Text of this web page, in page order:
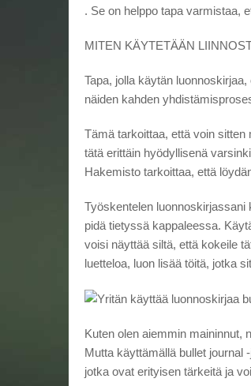
. Se on helppo tapa varmistaa,
MITEN KÄYTETÄÄN
Tapa, jolla käytän
näiden kahden
Tämä tarkoittaa, että voin
tätä erittäin hyödyllisenä
Hakemisto tarkoittaa, että
Työskentelen
pidä tietyssä kappaleessa.
voisi näyttää siltä, ​​että kokeile
luetteloa, luon lisää töitä, jotka
Kuten olen aiemmin maininnut,
Mutta käyttämällä bullet journal
jotka ovat erityisen tärkeitä ja